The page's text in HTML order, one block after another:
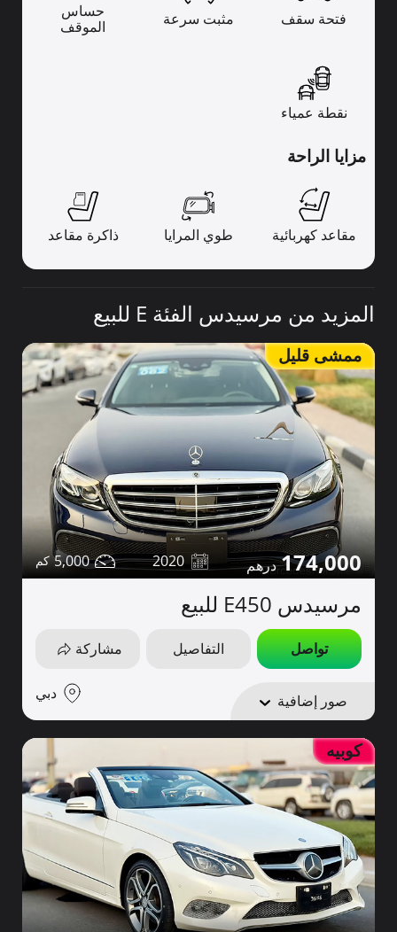
فتحة سقف مثبت سرعة
حساس
الموقف
نقطة عمياء
مزايا الراحة
مقاعد كهربائية طوي المرايا ذاكرة مقاعد
المزيد من مرسيدس الفئة E للبيع
ممشى قليل
174,000
2020
5,000
مرسيدس E450 للبيع
تواصل التفاصيل مشاركة
صور إضافية دبي
كوبيه